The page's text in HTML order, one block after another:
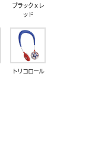
ブラックｘレ
ッド
トリコロール